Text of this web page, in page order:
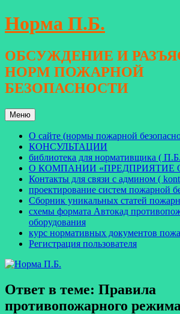
Перейти
к
Норма П.Б.
ОБСУЖДЕНИЕ И
НОРМ ПОЖАРНОЙ
БЕЗОПАСНОСТИ
Меню
О сайте (нормы пожарной
КОНСУЛЬТАЦИИ
библиотека для нормативщика (
О КОМПАНИИ «ПРЕДПРИЯТИЕ
Контакты для связи с админом (
проектирование систем пожарной
Сборник уникальных статей
схемы формата Автокад
оборудования
курс нормативных документов
Регистрация пользователя
Ответ в теме: Правила
противопожарного режима